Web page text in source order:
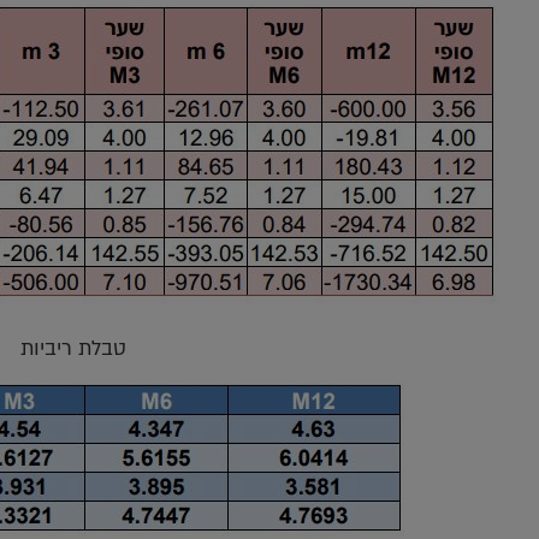
טבלת ריביות